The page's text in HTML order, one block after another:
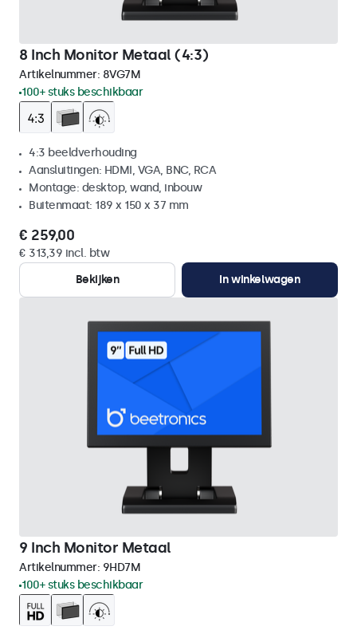
8 Inch Monitor Metaal (4:3)
Artikelnummer: 8VG7M
100+ stuks beschikbaar
4:3 beeldverhouding
Aansluitingen: HDMI, VGA, BNC, RCA
Montage: desktop, wand, inbouw
Buitenmaat: 189 x 150 x 37 mm
€ 259,00
€ 313,39 incl. btw
Bekijken
In winkelwagen
9 Inch Monitor Metaal
Artikelnummer: 9HD7M
100+ stuks beschikbaar